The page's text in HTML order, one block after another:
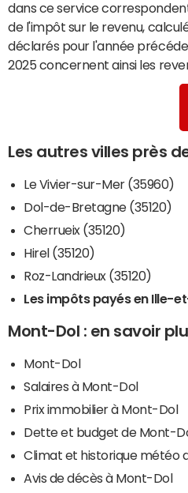
dans ce service
de l'impôt sur le revenu,
déclarés pour l'année
2025 concernent ainsi les
Les autres villes près
Le Vivier-sur-Mer (35960)
Dol-de-Bretagne (35120)
Cherrueix (35120)
Hirel (35120)
Roz-Landrieux (35120)
Les impôts payés en Ille-
Mont-Dol : en savoir
Mont-Dol
Salaires à Mont-Dol
Prix immobilier à Mont-Dol
Dette et budget de Mont-
Climat et historique météo
Avis de décès à Mont-Dol